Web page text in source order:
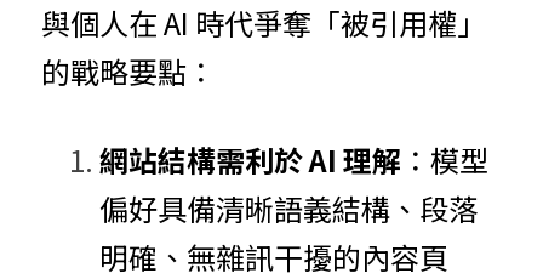
與個人在 AI 時代爭奪「被引用權」
的戰略要點：
網站結構需利於 AI 理解 ：模型
偏好具備清晰語義結構、段落
明確、無雜訊干擾的內容頁